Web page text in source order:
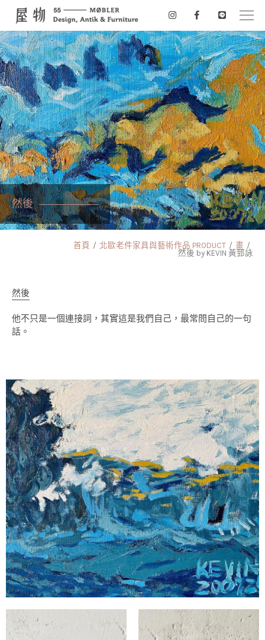
然後
首頁 北歐老件家具與藝術作品 PRODUCT
畫
然後 by KEVIN 黃郅詠
然後
他不只是一個連接詞，其實這是我們自己，最常問自己的一句
話。